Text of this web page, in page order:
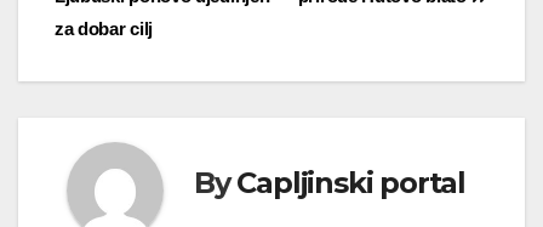
za dobar cilj
ByCapljinski portal